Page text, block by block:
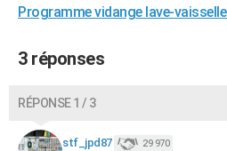
Carte de Noël
Carte Bonne année
Carte Saint-Valentin
Carte Pâques
Carte d'anniversaire
Dictionnaire
Biographies
Citations
Expressions
Proverbes
PROGRAMME TV
COPAINS D'AVANT
S'inscrire
Se connecter
Lycées
Collèges
Primaires
Universités
Entreprises
Service militaire
Avis de recherche
AVIS DE DÉCÈS
Programme vidange lave-
3 réponses
RÉPONSE 1 / 3
stf_jpd87 29 970